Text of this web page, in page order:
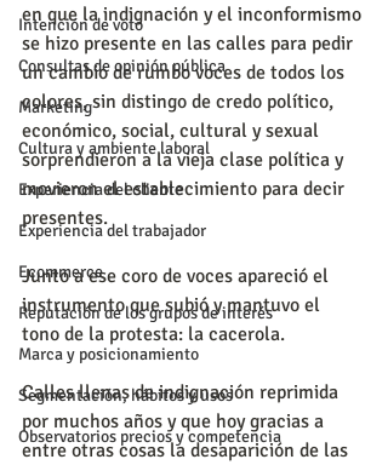
Intención de voto
Consultas de opinión pública
Marketing
Cultura y ambiente laboral
Experiencia del cliente
Experiencia del trabajador
Ecommerce
Reputación de los grupos de interés
Marca y posicionamiento
Segmentación, hábitos y usos
Observatorios precios y competencia
en que la indignación y el inconformismo
se hizo presente en las calles para pedir
un cambio de rumbo voces de todos los
colores, sin distingo de credo político,
económico, social, cultural y sexual
sorprendieron a la vieja clase política y
movieron el establecimiento para decir
presentes.
Junto a ese coro de voces apareció el
instrumento que subió y mantuvo el
tono de la protesta: la cacerola.
Calles llenas de indignación reprimida
por muchos años y que hoy gracias a
entre otras cosas la desaparición de las